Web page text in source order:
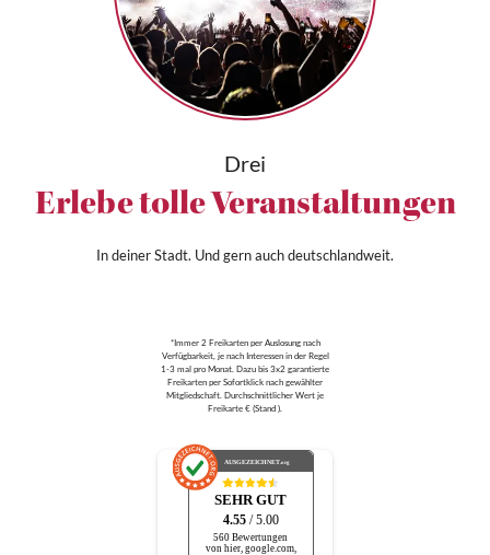
Drei
Erlebe tolle Veranstaltungen
In deiner Stadt. Und gern auch deutschlandweit.
*Immer 2 Freikarten per Auslosung nach
Verfügbarkeit, je nach Interessen in der Regel
1-3 mal pro Monat. Dazu bis 3x2 garantierte
Freikarten per Sofortklick nach gewählter
Mitgliedschaft. Durchschnittlicher Wert je
Freikarte € (Stand ).
AUSGEZEICHNET.org
SEHR GUT
4.55 / 5.00
560 Bewertungen
von hier, google.com,